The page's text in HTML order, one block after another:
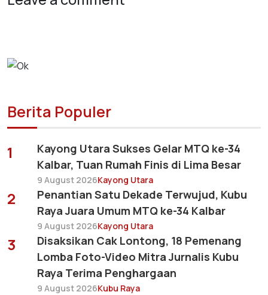
Berita Populer
1
Kayong Utara Sukses Gelar MTQ ke-34
Kalbar, Tuan Rumah Finis di Lima Besar
9 August 2026Kayong Utara
2
Penantian Satu Dekade Terwujud, Kubu
Raya Juara Umum MTQ ke-34 Kalbar
9 August 2026Kayong Utara
3
Disaksikan Cak Lontong, 18 Pemenang
Lomba Foto-Video Mitra Jurnalis Kubu
Raya Terima Penghargaan
9 August 2026Kubu Raya